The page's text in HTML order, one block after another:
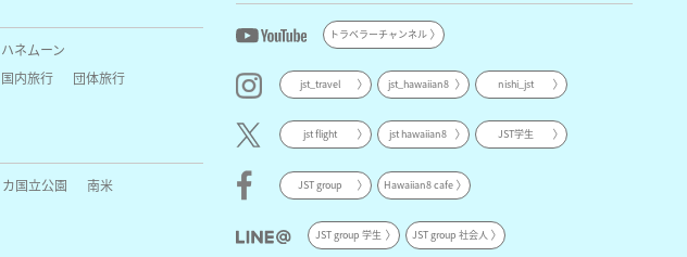
ハネムーン
国内旅行
団体旅行
国立公園
南米
トラベラーチャンネル
jst_travel jst_hawaiian8 nishi_jst
jst flight jst hawaiian8 JST学生
JST group Hawaiian8 cafe
JST group 学生 JST group 社会人